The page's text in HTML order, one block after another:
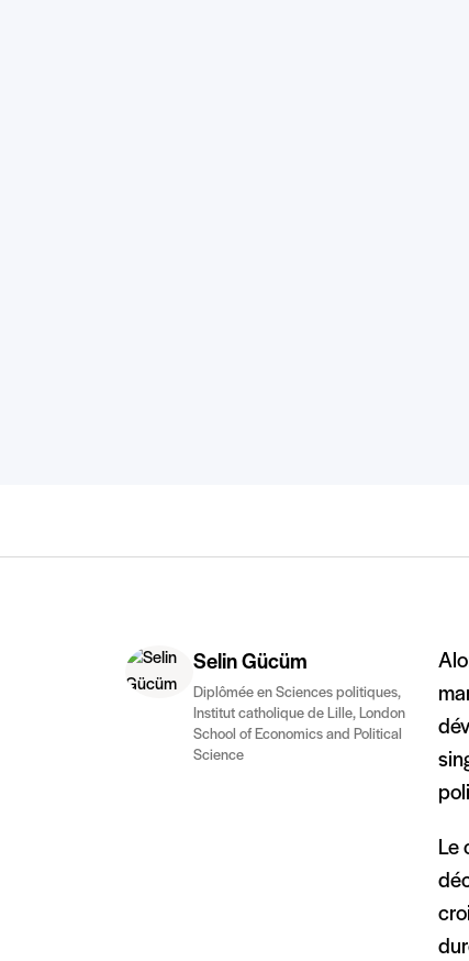
Selin Gücüm
Diplômée en Sciences politiques,
Institut catholique de Lille, London
School of Economics and Political
Science
Le